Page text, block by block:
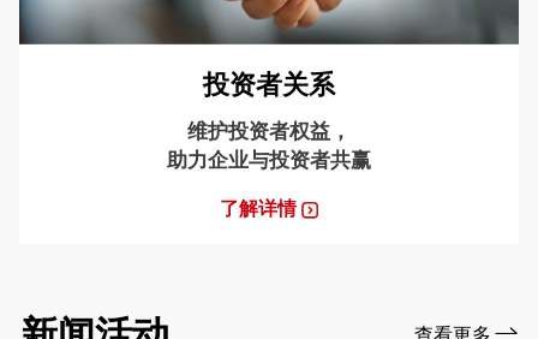
投资者关系
维护投资者权益，
助力企业与投资者共赢
了解详情